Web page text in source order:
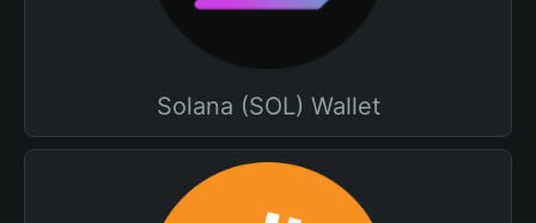
Solana (SOL) Wallet